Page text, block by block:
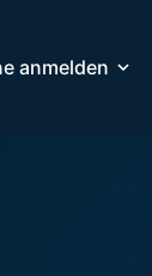
anmelden